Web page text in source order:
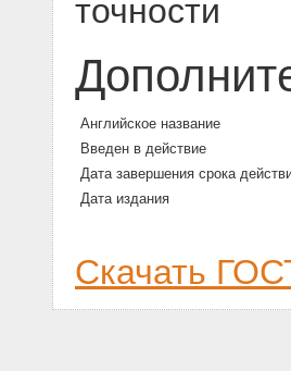
точности
Английское название
Введен в действие
Дата завершения срока
Дата издания
Скачать